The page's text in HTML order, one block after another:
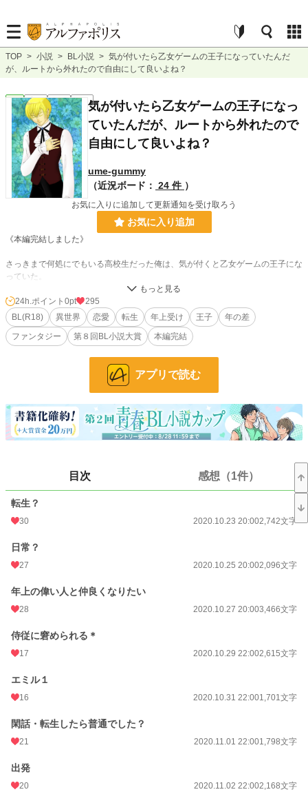
TOP > 小説 > BL小説 > 気が付いたら乙女ゲームの王子になっていたんだ
が、ルートから外れたので自由にして良いよね？
BL 完結 長編 R18 気が付いたら乙女ゲームの王子になっ
ていたんだが、ルートから外れたので
自由にして良いよね？
ume-gummy
（近況ボード： 24 件 ）
お気に入りに追加して更新通知を受け取ろう
お気に入り追加
《本編完結しました》
さっきまで何処にでもいる高校生だった俺は、気が付くと乙女ゲームの王子にな
っていた。
女性が少なくて一人の女の子に男が何人も群がるような世界に転生した俺。
実際は乙女ゲームではなくＢＬでした。
悪役令嬢の父親が気になる転生王子（攻）×悪役令嬢の父年上美人（受）です。
＊マークはＲ１８なシーンがあります。
指定がなければアルフォンスになった蓮の視点で話が進んでいます。
小説 228,623 位 / 228,623 件
173
24h.ポイント
文字数
更新日時
初回完結日時 2020.11.25 22:19
月間ポイント
累計ポイント
24h.ポイント 0pt
295
BL(R18)
異世界 恋愛 転生 年上受け 王子
年の差
ファンタジー
第８回BL小説大賞 本編完結
アプリで読む
目次 感想（1件）
転生？
30 2020.10.23 20:002,742文字
日常？
27 2020.10.25 20:002,096文字
年上の偉い人と仲良くなりたい
28 2020.10.27 20:003,466文字
侍従に窘められる＊
17 2020.10.29 22:002,615文字
エミル１
16 2020.10.31 22:001,701文字
閑話・転生したら普通でした？
21 2020.11.01 22:001,798文字
出発
20 2020.11.02 22:002,168文字